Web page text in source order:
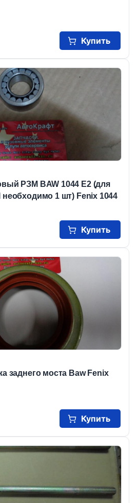
Купить
РЗМ BAW 1044 E2 (для
1 шт) Fenix 1044
Купить
заднего моста Baw Fenix
Купить